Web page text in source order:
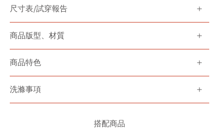
尺寸表/試穿報告
商品版型、材質
商品特色
洗滌事項
搭配商品